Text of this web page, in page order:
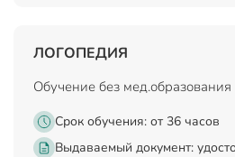
ЛОГОПЕДИЯ
Обучение без мед.образования
Срок обучения: от 36 часов
Выдаваемый документ: